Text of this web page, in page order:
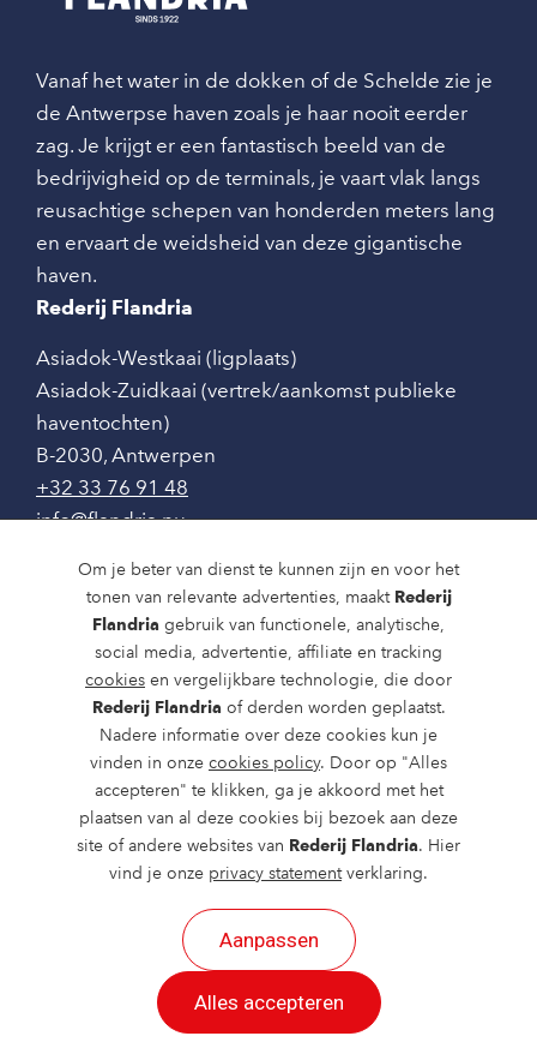
Om je beter van dienst te kunnen zijn en voor het
tonen van relevante advertenties, maakt Rederij
Flandria gebruik van functionele, analytische,
social media, advertentie, affiliate en tracking
cookies en vergelijkbare technologie, die door
Rederij Flandria of derden worden geplaatst.
Nadere informatie over deze cookies kun je
vinden in onze cookies policy. Door op "Alles
accepteren" te klikken, ga je akkoord met het
plaatsen van al deze cookies bij bezoek aan deze
site of andere websites van Rederij Flandria. Hier
vind je onze privacy statementverklaring.
Aanpassen
Alles accepteren
Vanaf het water in de dokken of de Schelde zie je
de Antwerpse haven zoals je haar nooit eerder
zag. Je krijgt er een fantastisch beeld van de
bedrijvigheid op de terminals, je vaart vlak langs
reusachtige schepen van honderden meters lang
en ervaart de weidsheid van deze gigantische
haven.
Rederij Flandria
Asiadok-Westkaai (ligplaats)
Asiadok-Zuidkaai (vertrek/aankomst publieke
haventochten)
B-2030, Antwerpen
+32 33 76 91 48
info@flandria.nu
Contact
Vaaragenda
Rondvaarten en dagtochten
Nieuws
Over ons
Route en bereikbaarheid
2026 ©
.
Alle rechten voorbehouden.
| Privacy | Cookies aanpassen